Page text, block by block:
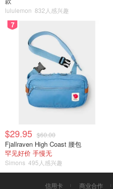
lululemon 832人感兴趣
7
$29.95 $60.00
Fjallraven High Coast 腰包
罕见好价 手慢无
Simons 495人感兴趣
信用卡 商业合作